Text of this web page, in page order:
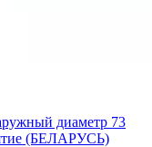
диаметр 73
(БЕЛАРУСЬ)